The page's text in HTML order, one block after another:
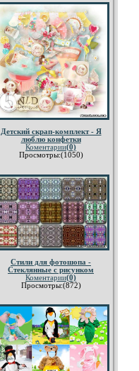
Детский скрап-комплект - Я
люблю конфетки
Коментарии(0)
Просмотры:(1050)
Стили для фотошопа -
Стеклянные с рисунком
Коментарии(0)
Просмотры:(872)